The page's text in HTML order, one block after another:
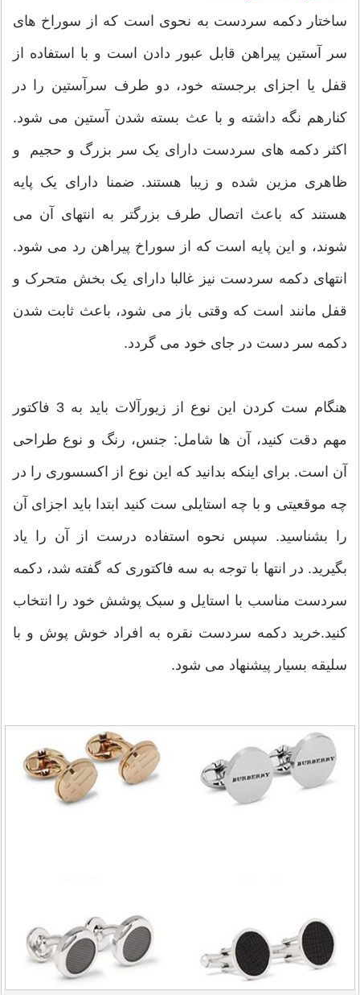
ساختار دکمه سردست به نحوی است که از سوراخ های
سر آستین پیراهن قابل عبور دادن است و با استفاده از
قفل یا اجزای برجسته خود، دو طرف سرآستین را در
کنارهم نگه داشته و با عث بسته شدن آستین می شود.
اکثر دکمه های سردست دارای یک سر بزرگ و حجیم و
ظاهری مزین شده و زیبا هستند. ضمنا دارای یک پایه
هستند که باعث اتصال طرف بزرگتر به انتهای آن می
شوند، و این پایه است که از سوراخ پیراهن رد می شود.
انتهای دکمه سردست نیز غالبا دارای یک بخش متحرک و
قفل مانند است که وقتی باز می شود، باعث ثابت شدن
دکمه سر دست در جای خود می گردد.
هنگام ست کردن این نوع از زیورآلات باید به 3 فاکتور
مهم دقت کنید، آن ها شامل: جنس، رنگ و نوع طراحی
آن است. برای اینکه بدانید که این نوع از اکسسوری را در
چه موقعیتی و با چه استایلی ست کنید ابتدا باید اجزای آن
را بشناسید. سپس نحوه استفاده درست از آن را یاد
بگیرید. در انتها با توجه به سه فاکتوری که گفته شد، دکمه
سردست مناسب با استایل و سبک پوشش خود را انتخاب
کنید.خرید دکمه سردست نقره به افراد خوش پوش و با
سلیقه بسیار پیشنهاد می شود.